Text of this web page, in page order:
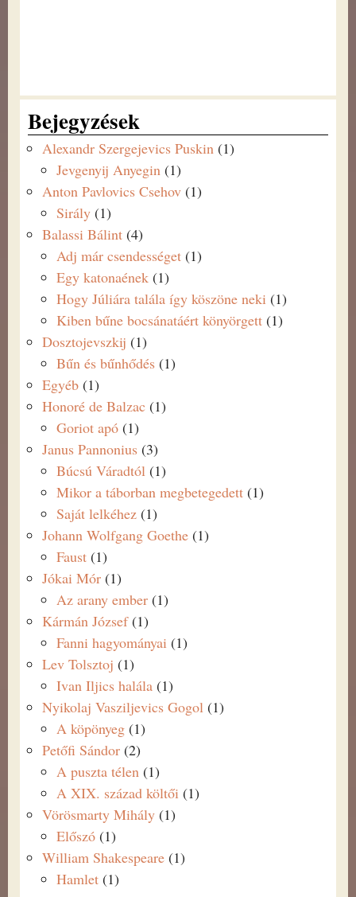
Bejegyzések
Alexandr Szergejevics Puskin (1)
Jevgenyij Anyegin (1)
Anton Pavlovics Csehov (1)
Sirály (1)
Balassi Bálint (4)
Adj már csendességet (1)
Egy katonaének (1)
Hogy Júliára talála így köszöne neki (1)
Kiben bűne bocsánatáért könyörgett (1)
Dosztojevszkij (1)
Bűn és bűnhődés (1)
Egyéb (1)
Honoré de Balzac (1)
Goriot apó (1)
Janus Pannonius (3)
Búcsú Váradtól (1)
Mikor a táborban megbetegedett (1)
Saját lelkéhez (1)
Johann Wolfgang Goethe (1)
Faust (1)
Jókai Mór (1)
Az arany ember (1)
Kármán József(1)
Fanni hagyományai (1)
Lev Tolsztoj (1)
Ivan Iljics halála (1)
Nyikolaj Vasziljevics Gogol (1)
A köpönyeg (1)
Petőfi Sándor (2)
A puszta télen (1)
A XIX. század költői (1)
Vörösmarty Mihály (1)
Előszó (1)
William Shakespeare (1)
Hamlet (1)